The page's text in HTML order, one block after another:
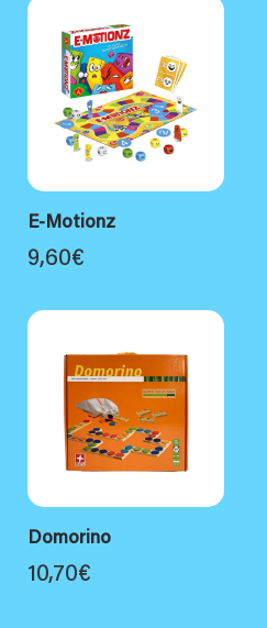
E-Motionz
9,60€
Domorino
10,70€